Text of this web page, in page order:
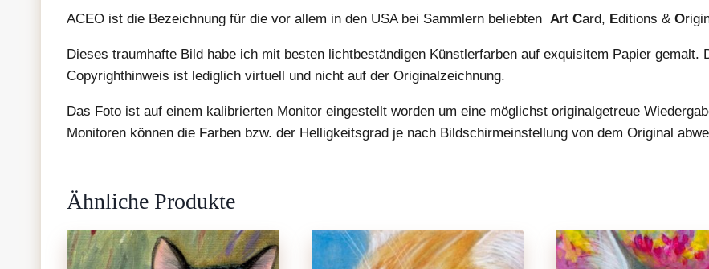
ACEO ist die Bezeichnung für die vor allem in den USA bei Sammlern beliebten Art Card, Editions & O
Dieses traumhafte Bild habe ich mit besten lichtbeständigen Künstlerfarben auf exquisitem Papier
Copyrighthinweis ist lediglich virtuell und nicht auf der Originalzeichnung.
Das Foto ist auf einem kalibrierten Monitor eingestellt worden um eine möglichst originalgetreue
Monitoren können die Farben bzw. der Helligkeitsgrad je nach Bildschirmeinstellung von dem Original
Ähnliche Produkte